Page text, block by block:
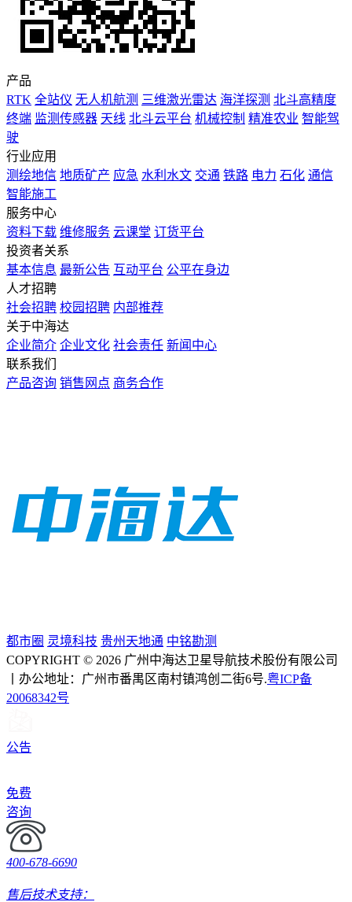
产品
RTK 全站仪 无人机航测 三维激光雷达 海洋探测 北斗高精度
终端 监测传感器 天线 北斗云平台 机械控制 精准农业 智能驾
驶
行业应用
测绘地信 地质矿产 应急 水利水文 交通 铁路 电力 石化 通信
智能施工
服务中心
资料下载 维修服务 云课堂 订货平台
投资者关系
基本信息 最新公告 互动平台 公平在身边
人才招聘
社会招聘 校园招聘 内部推荐
关于中海达
企业简介 企业文化 社会责任 新闻中心
联系我们
产品咨询 销售网点 商务合作
都市圈 灵境科技 贵州天地通 中铭勘测
COPYRIGHT © 2026 广州中海达卫星导航技术股份有限公司
丨办公地址：广州市番禺区南村镇鸿创二街6号.粤ICP备
20068342号
公告
免费
咨询
400-678-6690
售后技术支持：